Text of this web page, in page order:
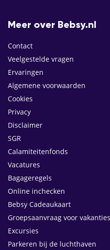
Meer over Bebsy.nl
Contact
Veelgestelde vragen
Ervaringen
Algemene voorwaarden
Cookies
Privacy
Disclaimer
SGR
Calamiteitenfonds
Vacatures
Bagageregels
Online inchecken
Bebsy Cadeaukaart
Groepsaanvraag voor vakanties
Excursies
Parkeren bij de luchthaven